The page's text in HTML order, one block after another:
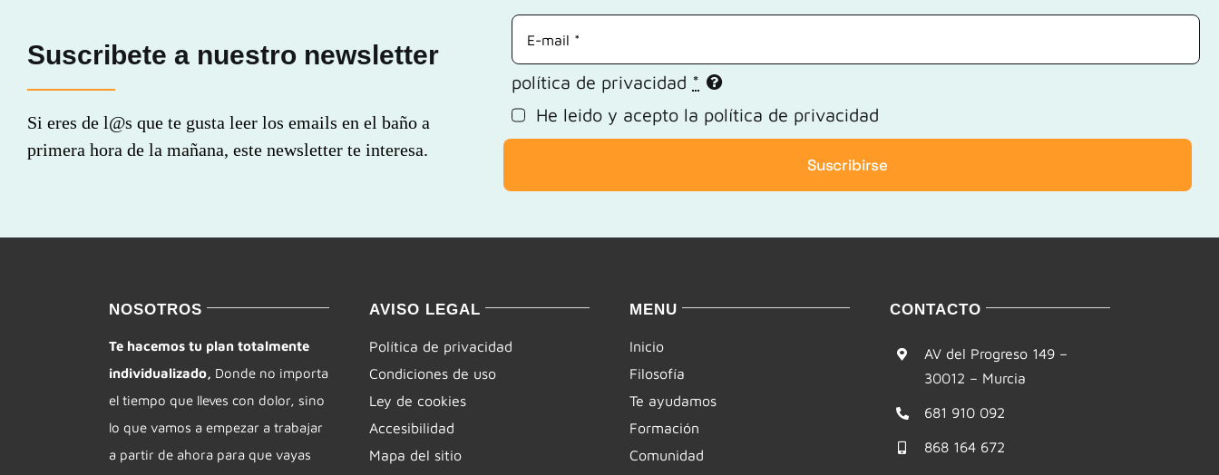
Suscribete a nuestro newsletter
Si eres de l@s que te gusta leer los emails en el baño a
primera hora de la mañana, este newsletter te interesa.
política de privacidad *
He leido y acepto la política de privacidad
Suscribirse
NOSOTROS
Te hacemos tu plan totalmente
individualizado, Donde no importa
el tiempo que lleves con dolor, sino
lo que vamos a empezar a trabajar
a partir de ahora para que vayas
AVISO LEGAL
Política de privacidad
Condiciones de uso
Ley de cookies
Accesibilidad
Mapa del sitio
MENU
Inicio
Filosofía
Te ayudamos
Formación
Comunidad
CONTACTO
AV del Progreso 149 –
30012 – Murcia
681 910 092
868 164 672